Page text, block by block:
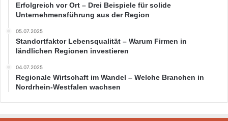
Erfolgreich vor Ort – Drei Beispiele für solide
Unternehmensführung aus der Region
05.07.2025
Standortfaktor Lebensqualität – Warum Firmen in
ländlichen Regionen investieren
04.07.2025
Regionale Wirtschaft im Wandel – Welche Branchen in
Nordrhein-Westfalen wachsen